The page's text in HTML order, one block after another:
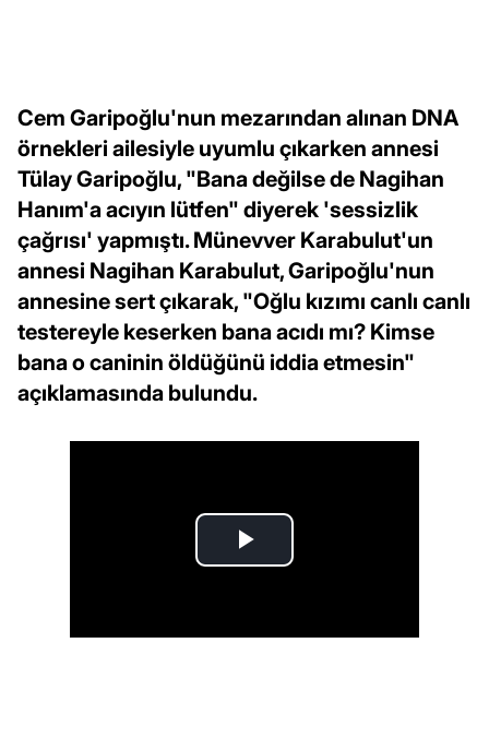
Cem Garipoğlu'nun mezarından alınan DNA
örnekleri ailesiyle uyumlu çıkarken annesi
Tülay Garipoğlu, "Bana değilse de Nagihan
Hanım'a acıyın lütfen" diyerek 'sessizlik
çağrısı' yapmıştı. Münevver Karabulut'un
annesi Nagihan Karabulut, Garipoğlu'nun
annesine sert çıkarak, "Oğlu kızımı canlı canlı
testereyle keserken bana acıdı mı? Kimse
bana o caninin öldüğünü iddia etmesin"
açıklamasında bulundu.